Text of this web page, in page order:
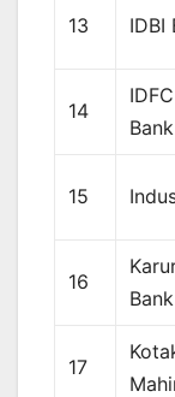
13 IDBI
14
Bank
15
16
Bank
17